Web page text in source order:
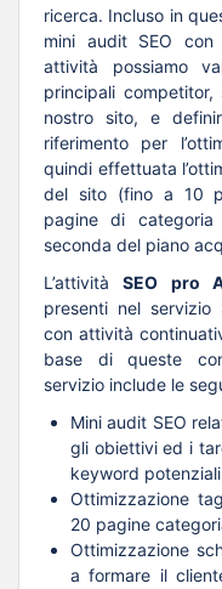
ricerca. Incluso in
mini audit SEO
attività possiamo
principali competitor,
nostro sito, e
riferimento per
quindi effettuata
del sito (fino a 10
pagine di
seconda del piano
L’attivitàSEO pro
presenti nel servizio
con attività
base di queste
servizio include le
Mini audit SEO
gli obiettivi ed i
keyword
Ottimizzazione
20 pagine
Ottimizzazione
a formare il